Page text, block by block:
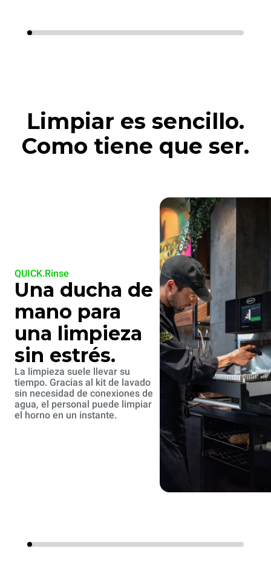
Limpiar es sencillo.
Como tiene que ser.
QUICK.Rinse
Una ducha de
mano para
una limpieza
sin estrés.
La limpieza suele llevar su
tiempo. Gracias al kit de lavado
sin necesidad de conexiones de
agua, el personal puede limpiar
el horno en un instante.